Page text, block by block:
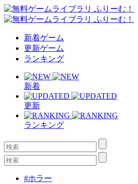
新着ゲーム
更新ゲーム
ランキング
新着
更新
ランキング
#ホラー